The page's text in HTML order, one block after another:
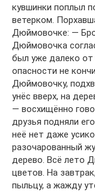
кувшинки поплыл
ветерком.
Дюймовочке: —
Дюймовочка
был уже далеко от
опасности не
Дюймовочку,
унёс вверх, на
— восхищённо
друзья подняли
неё нет даже
разочарованный
дерево. Всё лето
цветов. На
пыльцу, а жажду